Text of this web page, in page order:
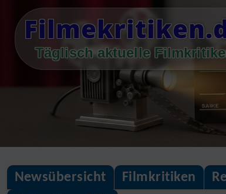
contentTäglisch aktuelle
Newsübersicht Filmkritiken